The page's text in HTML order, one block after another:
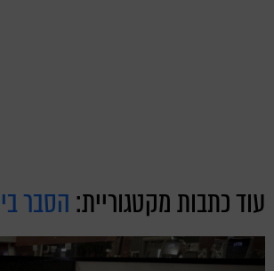
עוד כתבות מקטגוריית: הסבר